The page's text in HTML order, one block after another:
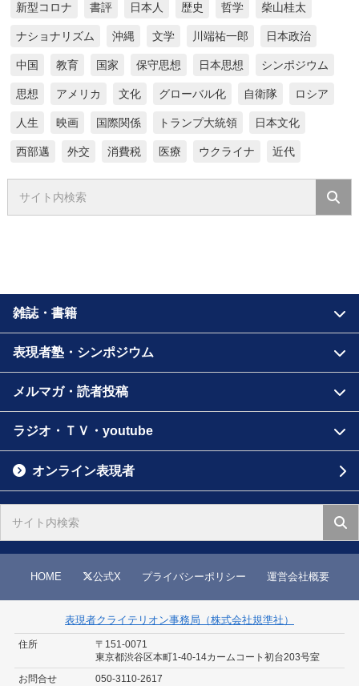
新型コロナ 書評 日本人 歴史 哲学 柴山桂太
ナショナリズム 沖縄 文学 川端祐一郎 日本政治
中国 教育 国家 保守思想 日本思想 シンポジウム
思想 アメリカ 文化 グローバル化 自衛隊 ロシア
人生 映画 国際関係 トランプ大統領 日本文化
西部邁 外交 消費税 医療 ウクライナ 近代
雑誌・書籍
表現者塾・シンポジウム
メルマガ・読者投稿
ラジオ・ＴＶ・youtube
オンライン表現者
HOME 公式X プライバシーポリシー 運営会社概要
表現者クライテリオン事務局（株式会社規準社）
住所
〒151-0071
東京都渋谷区本町1-40-14カームコート初台203号室
お問合せ
050-3110-2617